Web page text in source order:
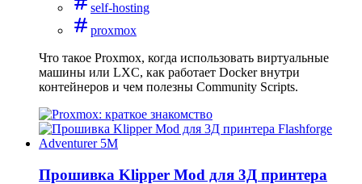
self-hosting
proxmox
Что такое Proxmox, когда использовать виртуальные
машины или LXC, как работает Docker внутри
контейнеров и чем полезны Community Scripts.
Прошивка Klipper Mod для 3Д принтера